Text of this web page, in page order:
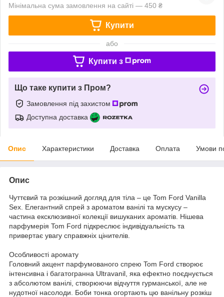
Мінімальна сума замовлення на сайті — 450 ₴
Купити
або
Купити з
Що таке купити з Пром?
Замовлення під захистом
Доступна доставка
Опис Характеристики Доставка Оплата Умови
Опис
Чуттєвий та розкішний догляд для тіла – це Tom Ford Vanilla
Sex. Елегантний спрей з ароматом ванілі та мускусу –
частина ексклюзивної колекції вишуканих ароматів. Нішева
парфумерія Tom Ford підкреслює індивідуальність та
привертає увагу справжніх цінителів.
Особливості аромату
Головний акцент парфумованого спрею Tom Ford створює
інтенсивна і багатогранна Ultravanil, яка ефектно поєднується
з абсолютом ванілі, створюючи відчуття гурманської, але не
нудотної насолоди. Боби тонка огортають цю ванільну розкіш